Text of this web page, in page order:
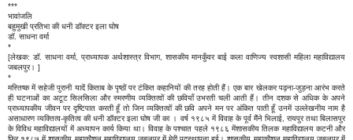
***
भावांजलि
बहुमुखी प्रतिभा की धनी डॉक्टर इला घोष
डॉ. साधना वर्मा
*
[लेखक: डॉ. साधना वर्मा, प्राध्यापक अर्थशास्त्र विभाग, शासकीय मानकुँवर बाई कला वाणिज्य स्वशासी महिला महाविद्यालय
जबलपुर। ]
*
मस्तिष्क में सहेजी पुरानी यादें किताब के पृष्ठों पर टंकित कहानियों की तरह होती हैं। एक बार खेलकर पढ़ना-जुड़ना आरंभ करते
ही घटनाओं का अटूट सिलसिला और स्मरणीय व्यक्तित्वों की छवियाँ उभरती चली आती हैं। तीन दशक से अधिक के अपने
प्राध्यापकीय जीवन पर दृष्टिपात करती हूँ तो जिन व्यक्तित्वों की छवि अपने मन पर अंकित पाती हूँ उनमें उल्लेखनीय नाम है
असाधारण व्यक्तित्व-कृतित्व की धनी डॉक्टर इला घोष जी का । वर्ष १९८५ में विवाह के पूर्व मैंने भिलाई, रायपुर तथा बिलासपुर
के विविध महाविद्यालयों में अध्यापन कार्य किया था। विवाह के पश्चात पहले १९८६ मेंशासकीय तिलक महाविद्यालय कटनी और